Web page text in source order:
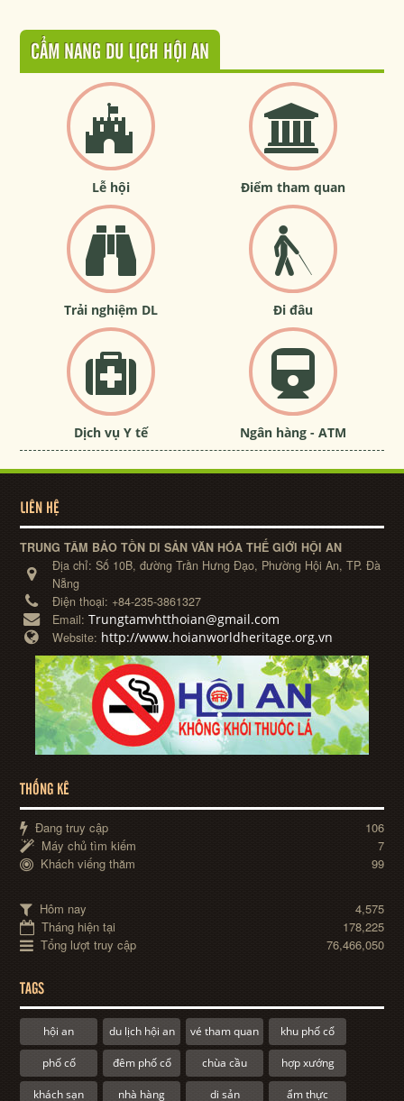
CẨM NANG DU LỊCH HỘI AN
Lễ hội Điểm tham quan
Trải nghiệm DL Đi đâu
Dịch vụ Y tế Ngân hàng - ATM
LIÊN HỆ
TRUNG TÂM BẢO TỒN DI SẢN VĂN HÓA THẾ GIỚI HỘI AN
Địa chỉ:Số 10B, đường Trần Hưng Đạo, Phường Hội An, TP. Đà
Nẵng
Điện thoại: +84-235-3861327
Email:Trungtamvhtthoian@gmail.com
Website: http://www.hoianworldheritage.org.vn
THỐNG KÊ
Đang truy cập
106
Máy chủ tìm kiếm
7
Khách viếng thăm
99
Hôm nay
4,575
Tháng hiện tại
178,225
Tổng lượt truy cập
76,466,050
TAGS
hội an du lịch hội an vé tham quan khu phố cổ
phố cổ đêm phố cổ chùa cầu hợp xướng
khách sạn nhà hàng di sản ẩm thực